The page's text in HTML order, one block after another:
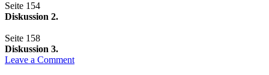
Seite 154
Diskussion 2.
Seite 158
Diskussion 3.
Leave a Commenton